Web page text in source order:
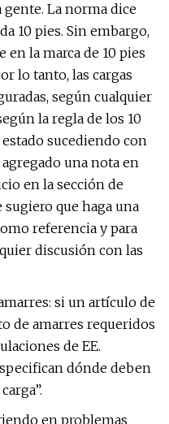
gente. La norma dice
10 pies. Sin embargo,
en la marca de 10 pies
lo tanto, las cargas
según cualquier
la regla de los 10
sucediendo con
una nota en
en la sección de
sugiero que haga una
referencia y para
discusión con las
si un artículo de
de amarres requeridos
de EE.
dónde deben
en problemas